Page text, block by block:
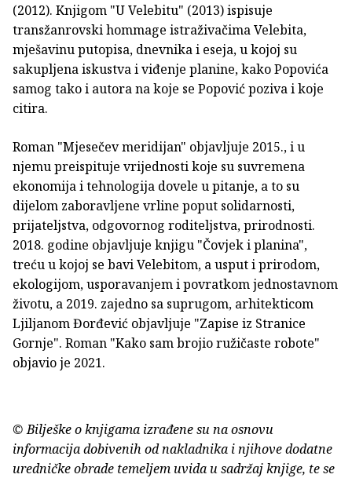
(2012). Knjigom "U Velebitu" (2013) ispisuje
transžanrovski hommage istraživačima Velebita,
mješavinu putopisa, dnevnika i eseja, u kojoj su
sakupljena iskustva i viđenje planine, kako Popovića
samog tako i autora na koje se Popović poziva i koje
citira.
Roman "Mjesečev meridijan" objavljuje 2015., i u
njemu preispituje vrijednosti koje su suvremena
ekonomija i tehnologija dovele u pitanje, a to su
dijelom zaboravljene vrline poput solidarnosti,
prijateljstva, odgovornog roditeljstva, prirodnosti.
2018. godine objavljuje knjigu "Čovjek i planina",
treću u kojoj se bavi Velebitom, a usput i prirodom,
ekologijom, usporavanjem i povratkom jednostavnom
životu, a 2019. zajedno sa suprugom, arhitekticom
Ljiljanom Đorđević objavljuje "Zapise iz Stranice
Gornje". Roman "Kako sam brojio ružičaste robote"
objavio je 2021.
© Bilješke o knjigama izrađene su na osnovu
informacija dobivenih od nakladnika i njihove dodatne
uredničke obrade temeljem uvida u sadržaj knjige, te se